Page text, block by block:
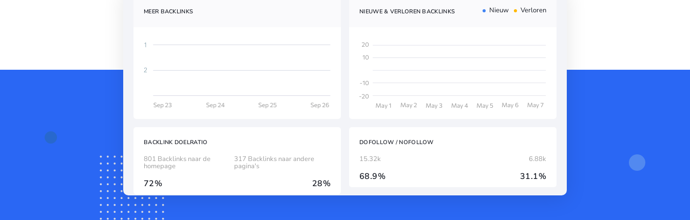
MEER BACKLINKS NIEUWE & VERLOREN BACKLINKS Nieuw Verloren
BACKLINK DOELRATIO
801 Backlinks naar de
homepage
317 Backlinks naar andere
pagina's
72% 28%
DOFOLLOW / NOFOLLOW
15.32k 6.88k
68.9% 31.1%